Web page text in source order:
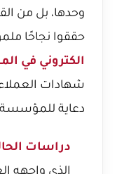
وحدها، بل من
حققوا نجاحًا
الكتروني في
شهادات
دعاية
دراسات